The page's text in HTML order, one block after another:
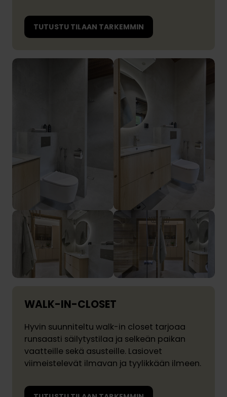
TUTUSTU TILAAN TARKEMMIN
WALK-IN-CLOSET
Hyvin suunniteltu walk-in closet tarjoaa
runsaasti säilytystilaa ja selkeän paikan
vaatteille sekä asusteille. Lasiovet
viimeistelevät ilmavan ja tyylikkään ilmeen.